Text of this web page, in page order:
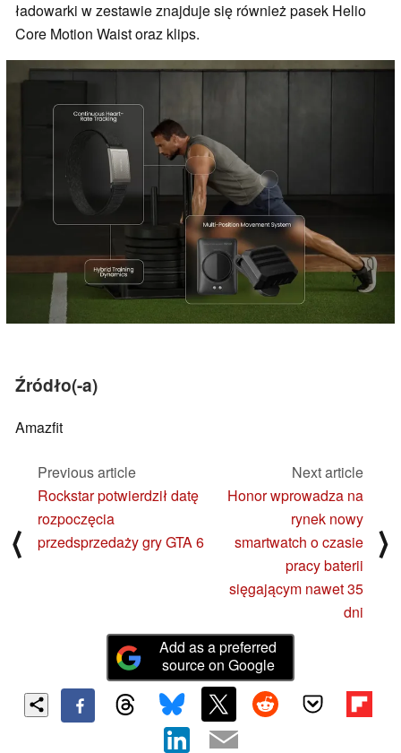
ładowarki w zestawie znajduje się również pasek Helio
Core Motion Waist oraz klips.
Źródło(-a)
Amazfit
⟨
Previous article
Rockstar potwierdził datę
rozpoczęcia
przedsprzedaży gry GTA 6
Next article
Honor wprowadza na
rynek nowy
smartwatch o czasie
pracy baterii
sięgającym nawet 35
dni
⟩
Add as a preferred
source on Google